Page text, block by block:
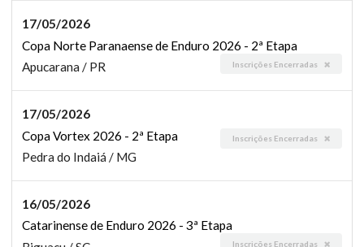
17/05/2026
Copa Norte Paranaense de Enduro 2026 - 2ª Etapa
Inscrições Encerradas
Apucarana / PR
17/05/2026
Copa Vortex 2026 - 2ª Etapa
Inscrições Encerradas
Pedra do Indaiá / MG
16/05/2026
Catarinense de Enduro 2026 - 3ª Etapa
Inscrições Encerradas